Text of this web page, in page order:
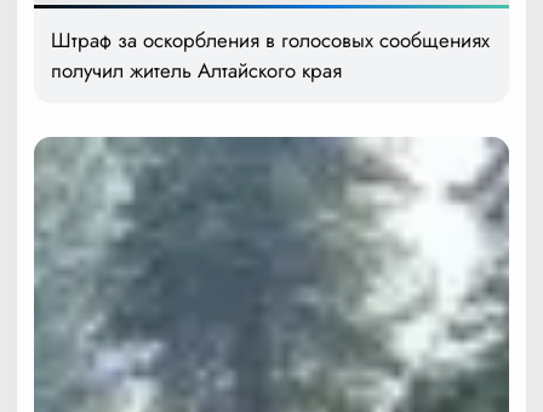
Штраф за оскорбления в голосовых сообщениях
получил житель Алтайского края